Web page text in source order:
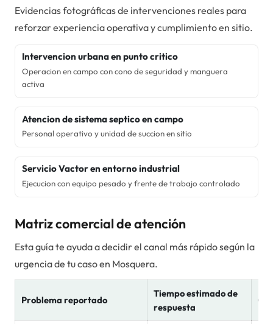
Evidencias fotográficas de intervenciones reales para
reforzar experiencia operativa y cumplimiento en sitio.
Intervencion urbana en punto critico
Operacion en campo con cono de seguridad y manguera
activa
Atencion de sistema septico en campo
Personal operativo y unidad de succion en sitio
Servicio Vactor en entorno industrial
Ejecucion con equipo pesado y frente de trabajo controlado
Matriz comercial de atención
Esta guía te ayuda a decidir el canal más rápido según la
urgencia de tu caso en Mosquera.
Problema reportado
Tiempo estimado de
respuesta